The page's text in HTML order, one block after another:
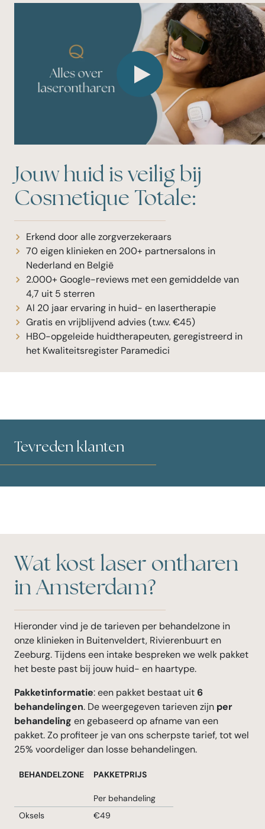
Jouw huid is veilig bij
Cosmetique Totale:
Erkend door alle zorgverzekeraars
70 eigen klinieken en 200+ partnersalons in
Nederland en België
2.000+ Google-reviews met een gemiddelde van
4,7 uit 5 sterren
Al 20 jaar ervaring in huid- en lasertherapie
Gratis en vrijblijvend advies (t.w.v. €45)
HBO-opgeleide huidtherapeuten, geregistreerd in
het Kwaliteitsregister Paramedici
Tevreden klanten
Wat kost laser ontharen
in Amsterdam?
Hieronder vind je de tarieven per behandelzone in
onze klinieken in Buitenveldert, Rivierenbuurt en
Zeeburg. Tijdens een intake bespreken we welk pakket
het beste past bij jouw huid- en haartype.
Pakketinformatie: een pakket bestaat uit6
behandelingen. De weergegeven tarieven zijn per
behandeling en gebaseerd op afname van een
pakket. Zo profiteer je van ons scherpste tarief, tot wel
25% voordeliger dan losse behandelingen.
BEHANDELZONE PAKKETPRIJS
Per behandeling
Oksels
€49